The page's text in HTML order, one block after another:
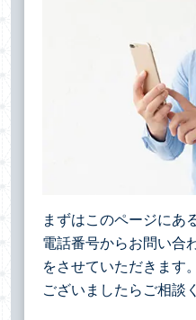
まずはこのページにあ
電話番号からお問い合
をさせていただきます
ございましたらご相談